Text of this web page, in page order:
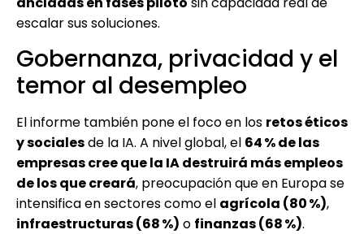
escalar sus soluciones.
Gobernanza, privacidad y el
temor al desempleo
El informe también pone el foco en los retos éticos
y socialesde la IA. A nivel global, el 64 % de las
empresas cree que la IA destruirá más empleos
de los que creará, preocupación que en Europa se
intensifica en sectores como el agrícola (80 %),
infraestructuras (68 %) o finanzas (68 %).